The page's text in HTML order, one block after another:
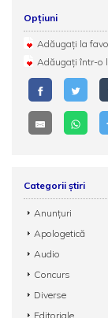
Opțiuni
Adăugați la
Adăugați într-o
Categorii știri
Anunțuri
Apologetică
Audio
Concurs
Diverse
Editoriale